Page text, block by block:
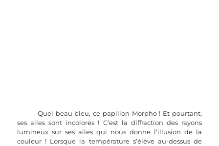
ses ailes sont incolores ! C’est la diffraction des rayons
lumineux sur ses ailes qui nous donne l’illusion de la
couleur ! Lorsque la température s’élève au-dessus de